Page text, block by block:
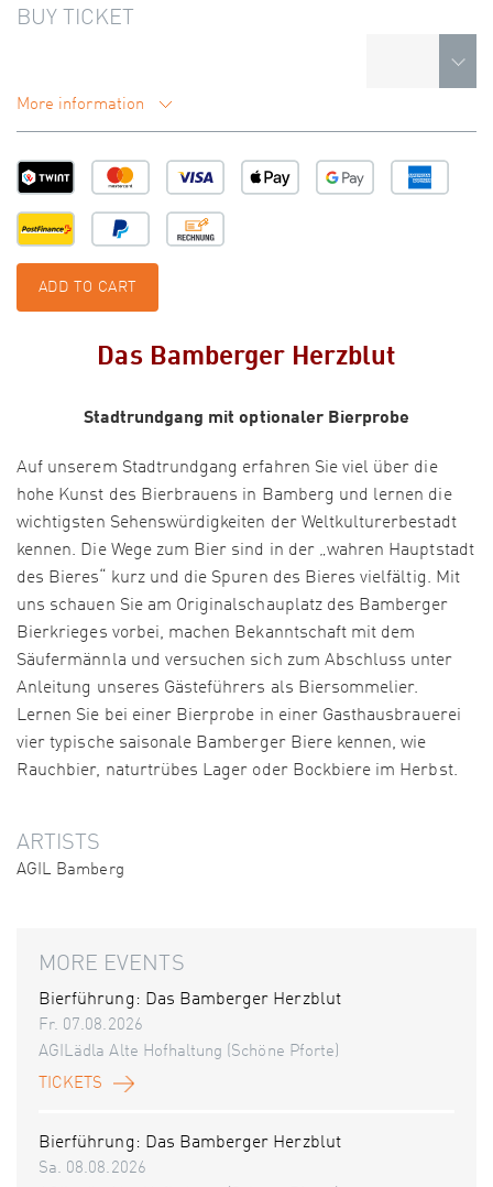
BUY TICKET
More information
ADD TO CART
Das Bamberger Herzblut
Stadtrundgang mit optionaler Bierprobe
Auf unserem Stadtrundgang erfahren Sie viel über die
hohe Kunst des Bierbrauens in Bamberg und lernen die
wichtigsten Sehenswürdigkeiten der Weltkulturerbestadt
kennen. Die Wege zum Bier sind in der „wahren Hauptstadt
des Bieres“ kurz und die Spuren des Bieres vielfältig. Mit
uns schauen Sie am Originalschauplatz des Bamberger
Bierkrieges vorbei, machen Bekanntschaft mit dem
Säufermännla und versuchen sich zum Abschluss unter
Anleitung unseres Gästeführers als Biersommelier.
Lernen Sie bei einer Bierprobe in einer Gasthausbrauerei
vier typische saisonale Bamberger Biere kennen, wie
Rauchbier, naturtrübes Lager oder Bockbiere im Herbst.
ARTISTS
AGIL Bamberg
MORE EVENTS
Bierführung: Das Bamberger Herzblut
Fr. 07.08.2026
AGILädla Alte Hofhaltung (Schöne Pforte)
TICKETS
Bierführung: Das Bamberger Herzblut
Sa. 08.08.2026